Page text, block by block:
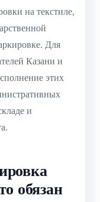
на текстиле,
Для
Казани и
этих
и
обязан